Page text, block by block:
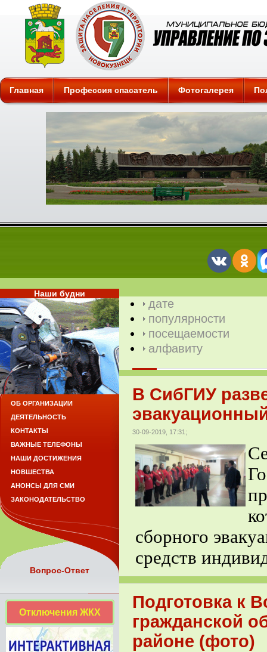
Защита
Главная Профессия спасатель Фотогалерея
дате
популярности
посещаемости
алфавиту
В СибГИУ
30-09-2019, 17:31;
сборного
средств
Подготовка к
гражданской
районе (фото)
Наши будни
ОБ ОРГАНИЗАЦИИ
ДЕЯТЕЛЬНОСТЬ
КОНТАКТЫ
ВАЖНЫЕ ТЕЛЕФОНЫ
НАШИ ДОСТИЖЕНИЯ
НОВШЕСТВА
АНОНСЫ ДЛЯ СМИ
ЗАКОНОДАТЕЛЬСТВО
Вопрос-Ответ
Отключения ЖКХ